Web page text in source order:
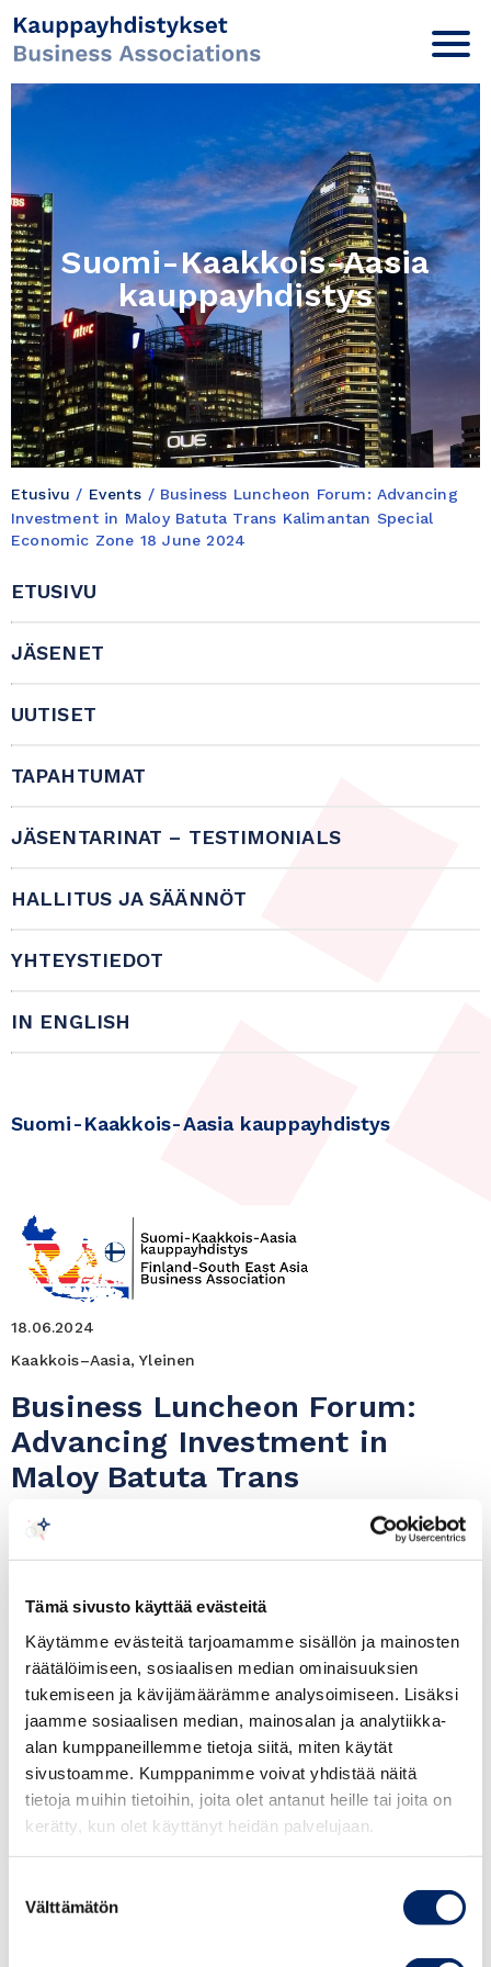
Tämä sivusto käyttää evästeitä
Käytämme evästeitä tarjoamamme sisällön ja mainosten
räätälöimiseen, sosiaalisen median ominaisuuksien
tukemiseen ja kävijämäärämme analysoimiseen. Lisäksi
jaamme sosiaalisen median, mainosalan ja analytiikka-
alan kumppaneillemme tietoja siitä, miten käytät
sivustoamme. Kumppanimme voivat yhdistää näitä
tietoja muihin tietoihin, joita olet antanut heille tai joita on
kerätty, kun olet käyttänyt heidän palvelujaan.
valinta
Välttämätön
Suomi-Kaakkois-Aasia
kauppayhdistys
Etusivu / Events / Business Luncheon Forum: Advancing
Investment in Maloy Batuta Trans Kalimantan Special
Economic Zone 18 June 2024
ETUSIVU
JÄSENET
UUTISET
TAPAHTUMAT
JÄSENTARINAT – TESTIMONIALS
HALLITUS JA SÄÄNNÖT
YHTEYSTIEDOT
IN ENGLISH
Suomi-Kaakkois-Aasia kauppayhdistys
18.06.2024
Kaakkois–Aasia, Yleinen
Business Luncheon Forum:
Advancing Investment in
Maloy Batuta Trans
Kalimantan Special Economic
Zone 18 June 2024
Dear member of the Finland-Southeast Asia
Business Association, you are cordially invited to
attend this Luncheon Forum which is part of the
trade, tourism and investment promotion
program of the Embassy of Indonesia in Finland
to strenghten and expand bilateral relations
between Indonesia and Finland.
Time: June 18, 2024 at 10:00-12:00
9, 00100 Helsinki